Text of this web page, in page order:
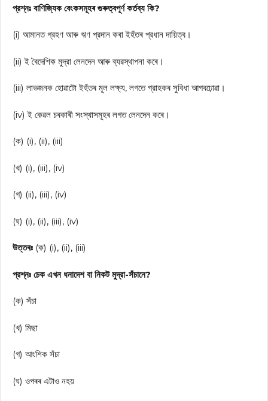
প্রশ্নঃ বাণিজ্যিক বেংকসমূহৰ গুৰুত্বপূৰ্ণ কৰ্তব্য কি?
(i) আমানত গ্রহণ আৰু ঋণ প্রদান কৰা ইহঁতৰ প্রধান দায়িত্ব।
(ii) ই বৈদেশিক মুদ্রা লেনদেন আৰু ব্যৱস্থাপনা কৰে।
(iii) লাভজনক হোৱাটো ইহঁতৰ মূল লক্ষ্য, লগতে গ্রাহকৰ সুবিধা আগবঢ়োৱা।
(iv) ই কেৱল চৰকাৰী সংস্থাসমূহৰ লগত লেনদেন কৰে।
(ক) (i), (ii), (iii)
(খ) (i), (iii), (iv)
(গ) (ii), (iii), (iv)
(ঘ) (i), (ii), (iii), (iv)
উত্তৰঃ (ক) (i), (ii), (iii)
প্রশ্নঃ চেক এখন ধনাদেশ বা নিকট মুদ্রা-সঁচানে?
(ক) সঁচা
(খ) মিছা
(গ) আংশিক সঁচা
(ঘ) ওপৰৰ এটাও নহয়